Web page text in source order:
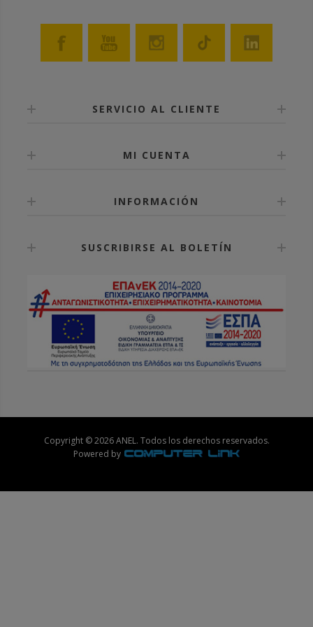
SERVICIO AL CLIENTE
MI CUENTA
INFORMACIÓN
SUSCRIBIRSE AL BOLETÍN
Copyright © 2026 ANEL. Todos los derechos reservados.
Powered by